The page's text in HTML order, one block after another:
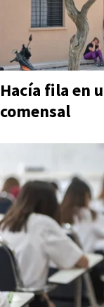
Hacía fila en
comensal